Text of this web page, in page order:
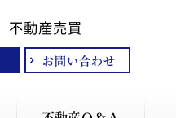
不動産売買
お問い合わせ